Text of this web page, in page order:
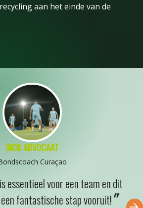
aan het einde van de
DICK ADVOCAAT
Curaçao
essentieel voor een team en dit
fantastische stap vooruit!